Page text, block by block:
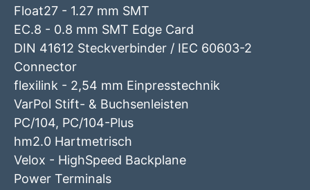
Float27 - 1.27 mm SMT
EC.8 - 0.8 mm SMT Edge Card
DIN 41612 Steckverbinder / IEC 60603-2
Connector
flexilink - 2,54 mm Einpresstechnik
VarPol Stift- & Buchsenleisten
PC/104, PC/104-Plus
hm2.0 Hartmetrisch
Velox - HighSpeed Backplane
Power Terminals